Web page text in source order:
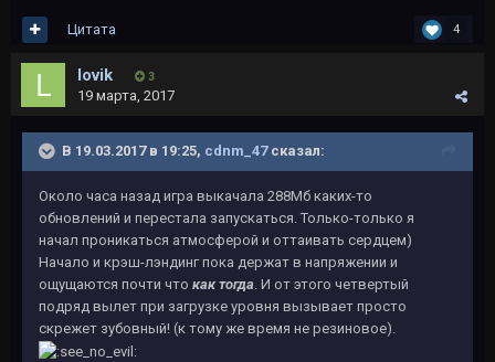
4
Цитата
lovik 3
19 марта, 2017
В 19.03.2017 в 19:25, cdnm_47сказал:
Около часа назад игра выкачала 288Мб каких-то
обновлений и перестала запускаться. Только-только я
начал проникаться атмосферой и оттаивать сердцем)
Начало и крэш-лэндинг пока держат в напряжении и
ощущаются почти что как тогда. И от этого четвертый
подряд вылет при загрузке уровня вызывает просто
скрежет зубовный! (к тому же время не резиновое).